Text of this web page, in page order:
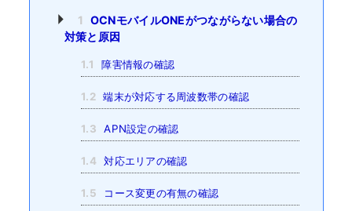
1
OCNモバイルONEがつながらない場合の
対策と原因
1.1 障害情報の確認
1.2 端末が対応する周波数帯の確認
1.3 APN設定の確認
1.4 対応エリアの確認
1.5 コース変更の有無の確認